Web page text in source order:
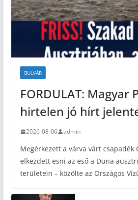
BULVÁR
FORDULAT: Magyar
hirtelen jó hírt
2026-08-06 admin
Megérkezett a várva várt csapadék
elkezdett esni az eső a Duna
területein – közölte az Országos